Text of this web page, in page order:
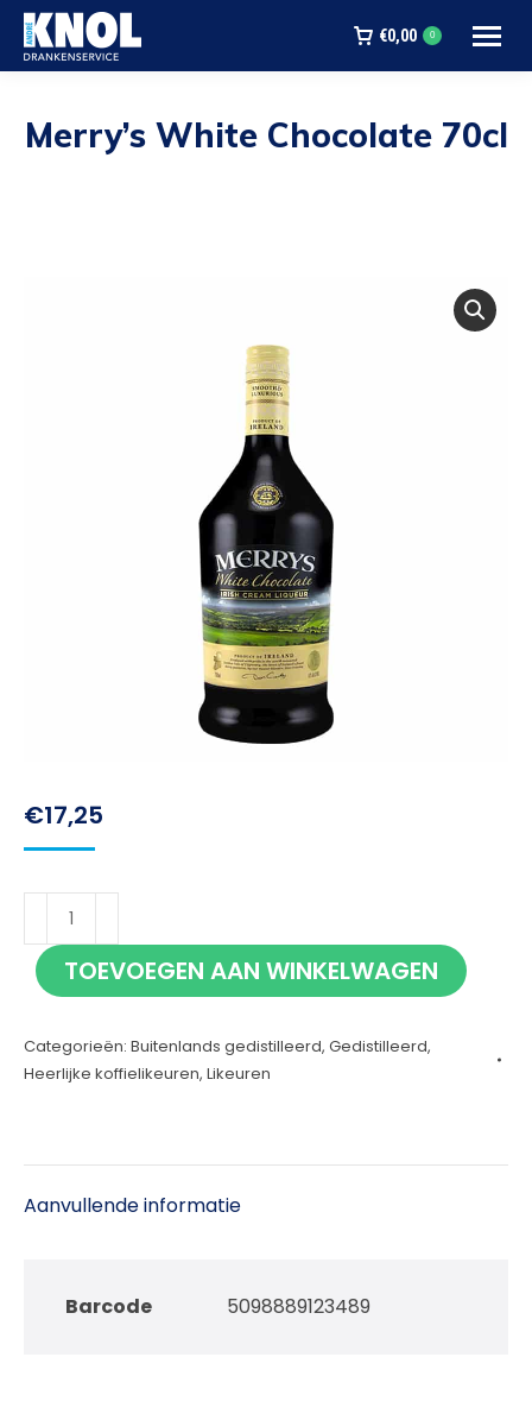
€0,00 0
Merry’s White Chocolate 70cl
€17,25
Merry's
White
Chocolate
aantal
TOEVOEGEN AAN WINKELWAGEN
Categorieën: Buitenlands gedistilleerd, Gedistilleerd,
Heerlijke koffielikeuren, Likeuren
Aanvullende informatie
Barcode 5098889123489